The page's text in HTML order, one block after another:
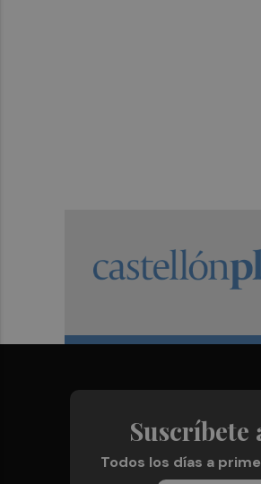
Todos los días a